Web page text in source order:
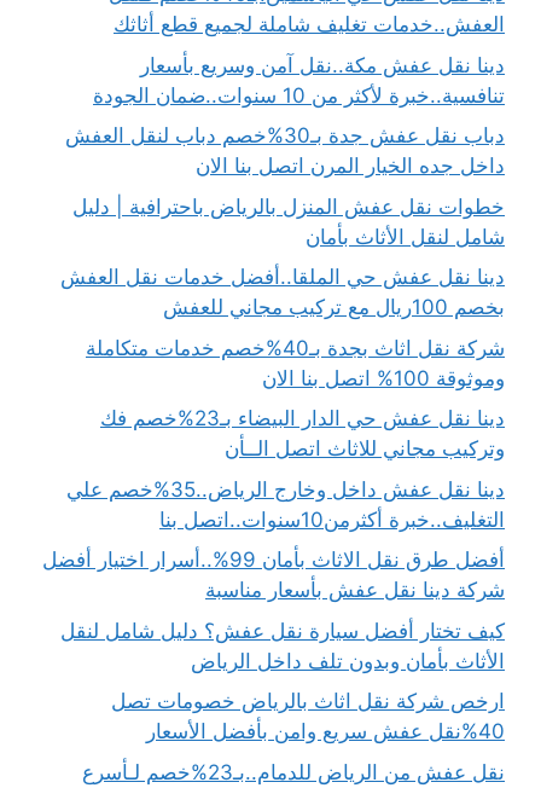
العفش..خدمات تغليف شاملة لجميع قطع أثاثك
دينا نقل عفش مكة..نقل آمن وسريع بأسعار
تنافسية..خبرة لأكثر من 10 سنوات..ضمان الجودة
دباب نقل عفش جدة بـ30%خصم دباب لنقل العفش
داخل جده الخيار المرن اتصل بنا الان
خطوات نقل عفش المنزل بالرياض باحترافية | دليل
شامل لنقل الأثاث بأمان
دينا نقل عفش حي الملقا..أفضل خدمات نقل العفش
بخصم 100ريال مع تركيب مجاني للعفش
شركة نقل اثاث بجدة بـ40%خصم خدمات متكاملة
وموثوقة 100% اتصل بنا الان
دينا نقل عفش حي الدار البيضاء بـ23%خصم فك
وتركيب مجاني للاثاث اتصل الــأن
دينا نقل عفش داخل وخارج الرياض..35%خصم علي
التغليف..خبرة أكثرمن10سنوات..اتصل بنا
أفضل طرق نقل الاثاث بأمان 99%..أسرار اختيار أفضل
شركة دينا نقل عفش بأسعار مناسبة
كيف تختار أفضل سيارة نقل عفش؟ دليل شامل لنقل
الأثاث بأمان وبدون تلف داخل الرياض
ارخص شركة نقل اثاث بالرياض خصومات تصل
40%نقل عفش سريع وامن بأفضل الأسعار
نقل عفش من الرياض للدمام..بـ23%خصم لـأسرع